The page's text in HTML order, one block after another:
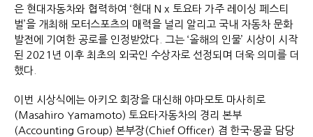
은 현대자동차와 협력하여 ‘현대 N x 토요타 가주 레이싱 페스티
벌’을 개최해 모터스포츠의 매력을 널리 알리고 국내 자동차 문화
발전에 기여한 공로를 인정받았다. 그는 ‘올해의 인물’ 시상이 시작
된 2021년 이후 최초의 외국인 수상자로 선정되며 더욱 의미를 더
했다.
이번 시상식에는 아키오 회장을 대신해 야마모토 마사히로
(Masahiro Yamamoto) 토요타자동차의 경리 본부
(Accounting Group) 본부장(Chief Officer) 겸 한국·몽골 담당